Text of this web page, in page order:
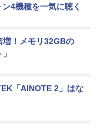
4機種を一気に聴く
増！メモリ32GBの
「AINOTE 2」はな